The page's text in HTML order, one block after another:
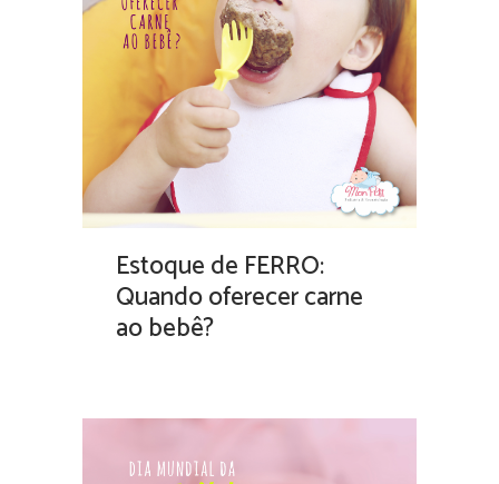
Estoque de FERRO:
Quando oferecer carne
ao bebê?